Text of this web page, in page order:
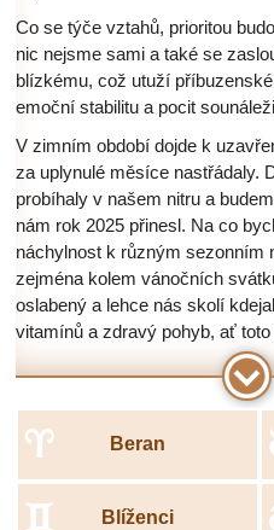
Co se týče vztahů, prioritou
nic nejsme sami a také se
blízkému, což utuží
emoční stabilitu a pocit
V zimním období dojde k
za uplynulé měsíce nastřádaly.
probíhaly v našem nitru a
nám rok 2025 přinesl. Na co
náchylnost k různým sezonním
zejména kolem vánočních
oslabený a lehce nás skolí
vitamínů a zdravý pohyb, ať
Beran
a
Blíženci
c